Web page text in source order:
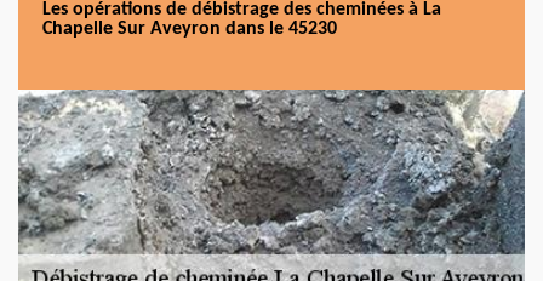
Les opérations de débistrage des cheminées à La
Chapelle Sur Aveyron dans le 45230